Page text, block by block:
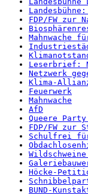
FDP/FW zur
Mahnwache
Leserbrief:
Netzwerk
Klima-
Feuerwerk
Mahnwache
AfD
Queere
FDP/FW zur
Schulfrei
Höcke-
BUND-